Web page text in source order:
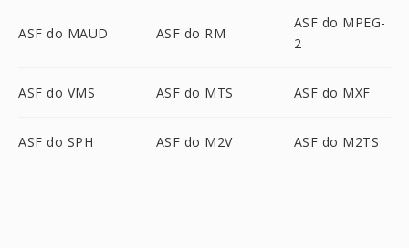
ASF do MAUD ASF do RM
ASF do MPEG-
2
ASF do VMS ASF do MTS ASF do MXF
ASF do SPH ASF do M2V ASF do M2TS